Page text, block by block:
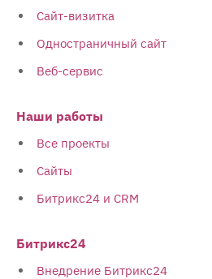
Сайт-визитка
Одностраничный сайт
Веб-сервис
Наши работы
Все проекты
Сайты
Битрикс24 и CRM
Битрикс24
Внедрение Битрикс24